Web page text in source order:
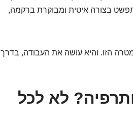
בצורה איטית ומבוקרת ברקמה,
הזו. והיא עושה את העבודה, בדרך
לא לכל